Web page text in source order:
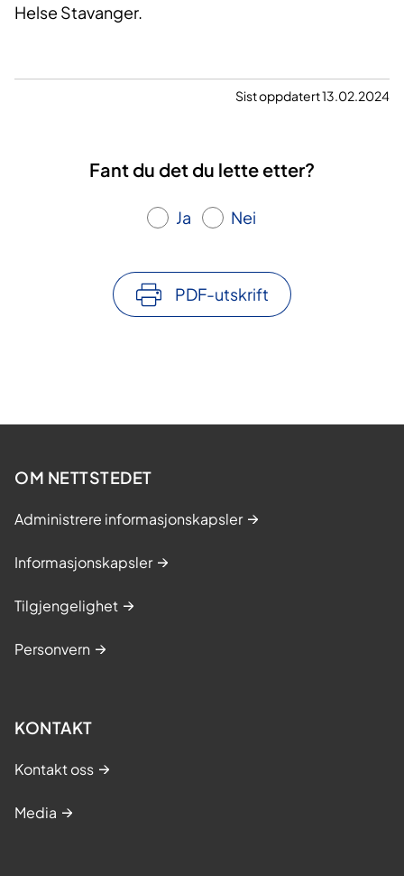
Helse Stavanger.
Sist oppdatert 13.02.2024
Fant du det du lette etter?
Ja Nei
PDF-utskrift
OM NETTSTEDET
Administrere informasjonskapsler
Informasjonskapsler
Tilgjengelighet
Personvern
KONTAKT
Kontakt oss
Media